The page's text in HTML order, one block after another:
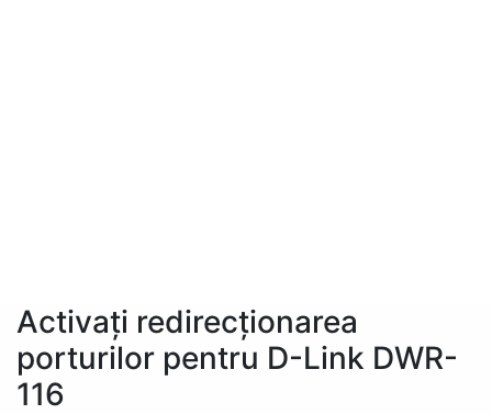
Activați redirecționarea
porturilor pentru D-Link DWR-
116